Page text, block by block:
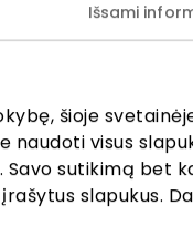
Išsami
šioje
naudoti visus
Savo sutikimą
slapukus.